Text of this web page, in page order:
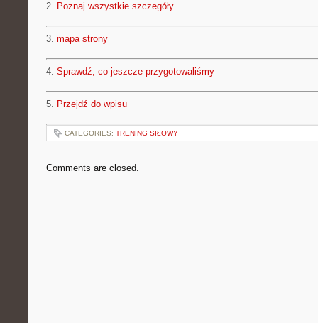
2. Poznaj wszystkie szczegóły
3. mapa strony
4. Sprawdź, co jeszcze przygotowaliśmy
5. Przejdź do wpisu
CATEGORIES: TRENING SIŁOWY
Comments are closed.